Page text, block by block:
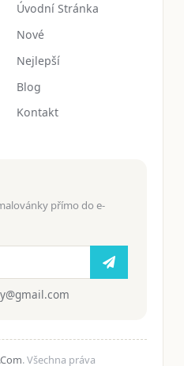
Úvodní Stránka
Nové
Nejlepší
Blog
Kontakt
přímo do e-
. Všechna práva